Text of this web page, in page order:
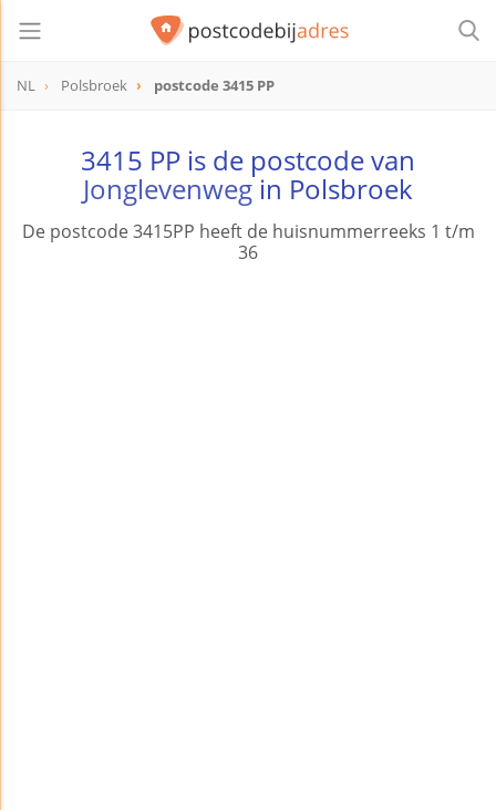
NL Polsbroek postcode 3415 PP
3415 PP is de postcode van
Jonglevenwegin Polsbroek
De postcode 3415PP heeft de huisnummerreeks 1 t/m
36